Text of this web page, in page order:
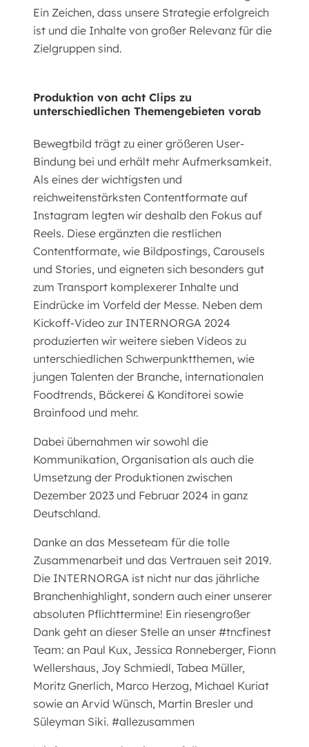
Ein Zeichen, dass unsere Strategie erfolgreich
ist und die Inhalte von großer Relevanz für die
Zielgruppen sind.
Produktion von acht Clips zu
unterschiedlichen Themengebieten vorab
Bewegtbild trägt zu einer größeren User-
Bindung bei und erhält mehr Aufmerksamkeit.
Als eines der wichtigsten und
reichweitenstärksten Contentformate auf
Instagram legten wir deshalb den Fokus auf
Reels. Diese ergänzten die restlichen
Contentformate, wie Bildpostings, Carousels
und Stories, und eigneten sich besonders gut
zum Transport komplexerer Inhalte und
Eindrücke im Vorfeld der Messe. Neben dem
Kickoff-Video zur INTERNORGA 2024
produzierten wir weitere sieben Videos zu
unterschiedlichen Schwerpunktthemen, wie
jungen Talenten der Branche, internationalen
Foodtrends, Bäckerei & Konditorei sowie
Brainfood und mehr.
Dabei übernahmen wir sowohl die
Kommunikation, Organisation als auch die
Umsetzung der Produktionen zwischen
Dezember 2023 und Februar 2024 in ganz
Deutschland.
Danke an das Messeteam für die tolle
Zusammenarbeit und das Vertrauen seit 2019.
Die INTERNORGA ist nicht nur das jährliche
Branchenhighlight, sondern auch einer unserer
absoluten Pflichttermine! Ein riesengroßer
Dank geht an dieser Stelle an unser #tncfinest
Team: an Paul Kux, Jessica Ronneberger, Fionn
Wellershaus, Joy Schmiedl, Tabea Müller,
Moritz Gnerlich, Marco Herzog, Michael Kuriat
sowie an Arvid Wünsch, Martin Bresler und
Süleyman Siki. #allezusammen